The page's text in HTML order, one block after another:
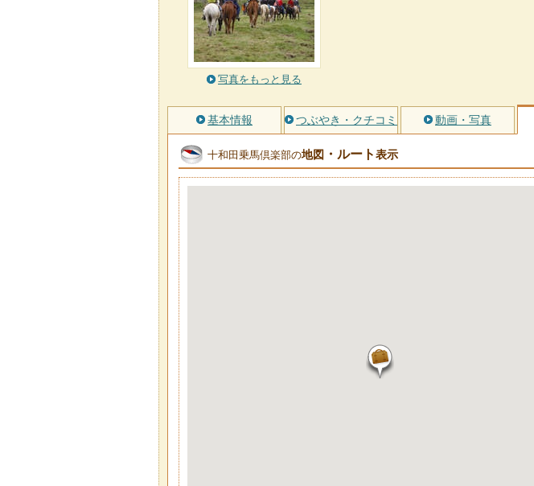
写真をもっと見る
基本情報 つぶやき・クチコミ 動画・写真
十和田乗馬倶楽部の地図 ・ルート表示